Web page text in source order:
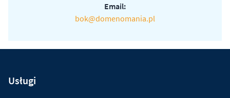
Email:
bok@domenomania.pl
Usługi